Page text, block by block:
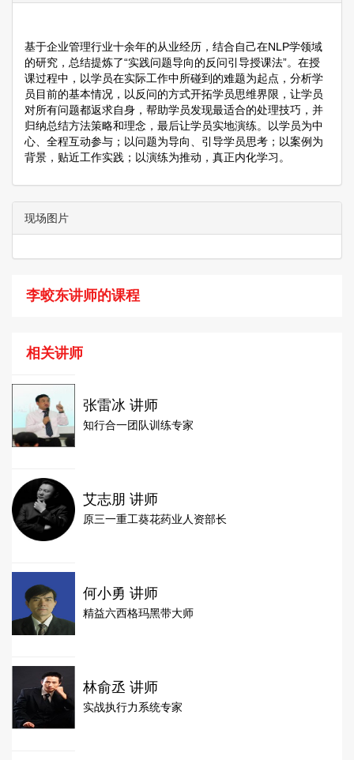
基于企业管理行业十余年的从业经历，结合自己在NLP学领域
的研究，总结提炼了“实践问题导向的反问引导授课法”。在授
课过程中，以学员在实际工作中所碰到的难题为起点，分析学
员目前的基本情况，以反问的方式开拓学员思维界限，让学员
对所有问题都返求自身，帮助学员发现最适合的处理技巧，并
归纳总结方法策略和理念，最后让学员实地演练。以学员为中
心、全程互动参与；以问题为导向、引导学员思考；以案例为
背景，贴近工作实践；以演练为推动，真正内化学习。
现场图片
李蛟东讲师的课程
相关讲师
张雷冰 讲师
知行合一团队训练专家
艾志朋 讲师
原三一重工葵花药业人资部长
何小勇 讲师
精益六西格玛黑带大师
林俞丞 讲师
实战执行力系统专家